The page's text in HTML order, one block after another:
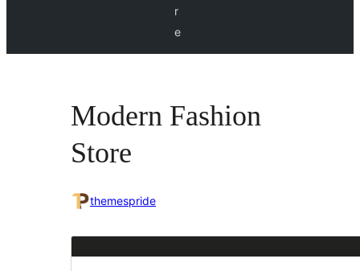
r
e
Modern Fashion
Store
themespride